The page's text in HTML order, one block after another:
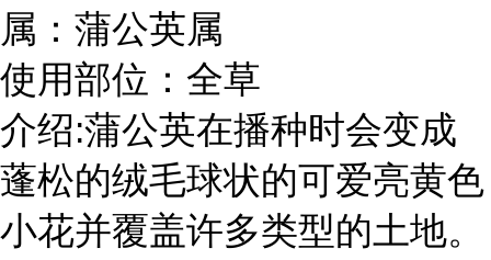
属：蒲公英属
使用部位：全草
介绍:蒲公英在播种时会变成
蓬松的绒毛球状的可爱亮黄色
小花并覆盖许多类型的土地。